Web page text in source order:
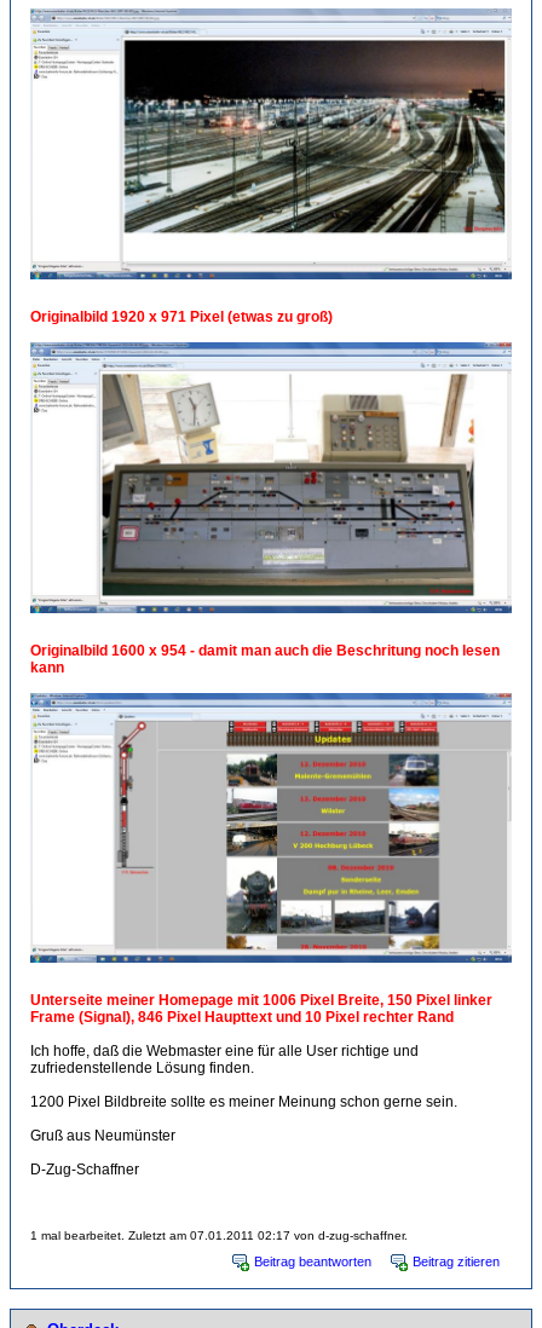
Originalbild 1920 x 971 Pixel (etwas zu groß)
Originalbild 1600 x 954 - damit man auch die Beschritung noch lesen
kann
Unterseite meiner Homepage mit 1006 Pixel Breite, 150 Pixel linker
Frame (Signal), 846 Pixel Haupttext und 10 Pixel rechter Rand
Ich hoffe, daß die Webmaster eine für alle User richtige und
zufriedenstellende Lösung finden.
1200 Pixel Bildbreite sollte es meiner Meinung schon gerne sein.
Gruß aus Neumünster
D-Zug-Schaffner
1 mal bearbeitet. Zuletzt am 07.01.2011 02:17 von d-zug-schaffner.
Beitrag beantworten Beitrag zitieren